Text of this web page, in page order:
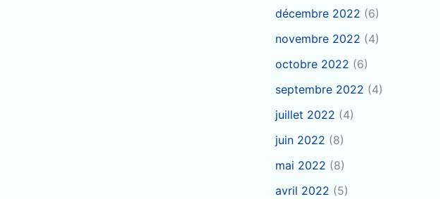
décembre 2022 (6)
novembre 2022 (4)
octobre 2022 (6)
septembre 2022 (4)
juillet 2022 (4)
juin 2022 (8)
mai 2022 (8)
avril 2022 (5)